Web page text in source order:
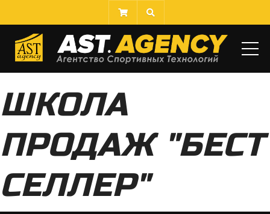
ШКОЛА
ПРОДАЖ "БЕСТ
СЕЛЛЕР"